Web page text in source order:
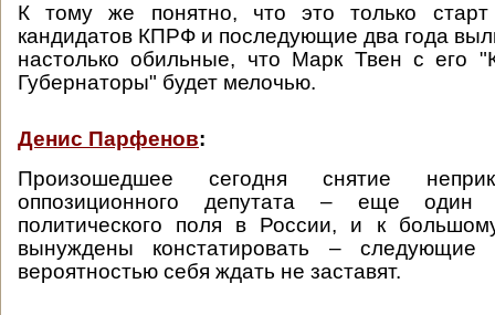
К тому же понятно, что это только старт
кандидатов КПРФ и последующие два года
настолько обильные, что Марк Твен с его
Губернаторы" будет мелочью.
Денис Парфенов:
Произошедшее сегодня снятие
оппозиционного депутата – еще один
политического поля в России, и к
вынуждены констатировать –
вероятностью себя ждать не заставят.